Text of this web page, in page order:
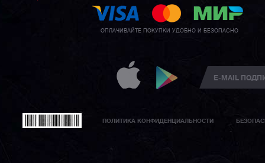
ОПЛАЧИВАЙТЕ ПОКУПКИ УДОБНО И БЕЗОПАСНО
ПОЛИТИКА КОНФИДЕНЦИАЛЬНОСТИ